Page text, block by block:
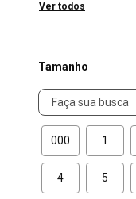
Oakley
Ver todos
Tamanho
Tamanho
000 1
4 5